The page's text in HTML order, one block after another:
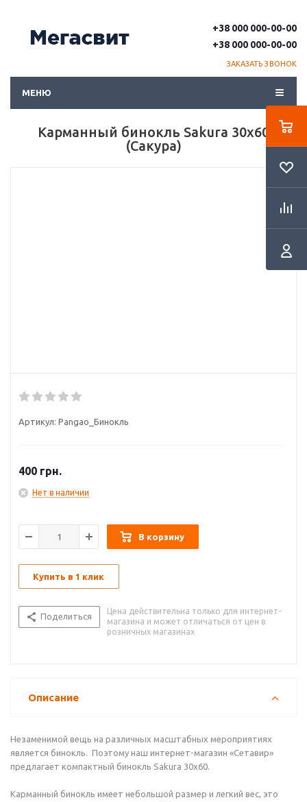
+38 000 000-00-00
+38 000 000-00-00
ЗАКАЗАТЬ ЗВОНОК
МЕНЮ
Карманный бинокль Sakura 30х60
(Сакура)
Артикул: Pangao_Бинокль
400 грн.
Нет в наличии
В корзину
Купить в 1 клик
Поделиться
Цена действительна только для интернет-
магазина и может отличаться от цен в
розничных магазинах
Описание
Незаменимой вещь на различных масштабных мероприятиях
является бинокль. Поэтому наш интернет-магазин «Сетавир»
предлагает компактный бинокль Sakura 30х60.
Карманный бинокль имеет небольшой размер и легкий вес, это